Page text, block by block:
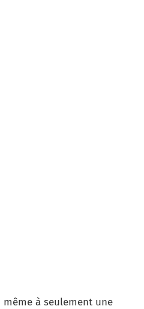
même à seulement une